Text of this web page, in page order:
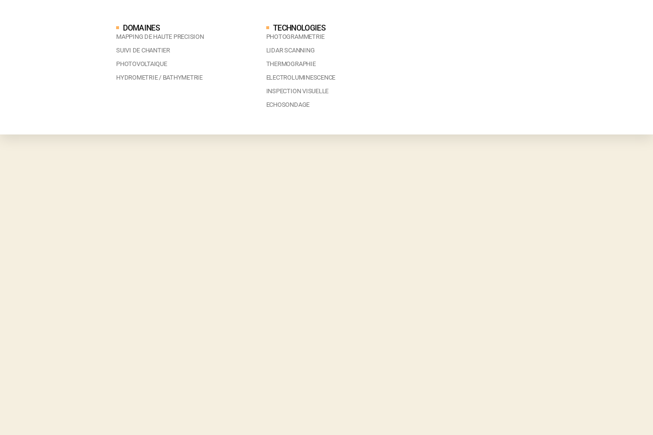
DOMAINES
MAPPING DE HAUTE PRECISION
SUIVI DE CHANTIER
PHOTOVOLTAIQUE
HYDROMETRIE / BATHYMETRIE
TECHNOLOGIES
PHOTOGRAMMETRIE
LIDAR SCANNING
THERMOGRAPHIE
ELECTROLUMINESCENCE
INSPECTION VISUELLE
ECHOSONDAGE